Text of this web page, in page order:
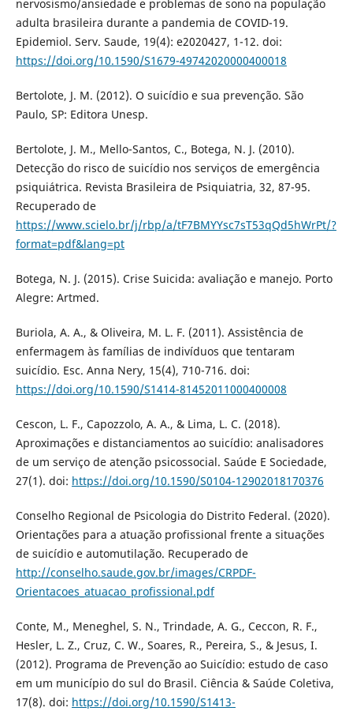
nervosismo/ansiedade e problemas de sono na população
adulta brasileira durante a pandemia de COVID-19.
Epidemiol. Serv. Saude, 19(4): e2020427, 1-12. doi:
https://doi.org/10.1590/S1679-49742020000400018
Bertolote, J. M. (2012). O suicídio e sua prevenção. São
Paulo, SP: Editora Unesp.
Bertolote, J. M., Mello-Santos, C., Botega, N. J. (2010).
Detecção do risco de suicídio nos serviços de emergência
psiquiátrica. Revista Brasileira de Psiquiatria, 32, 87-95.
Recuperado de
https://www.scielo.br/j/rbp/a/tF7BMYYsc7sT53qQd5hWrPt/?
format=pdf&lang=pt
Botega, N. J. (2015). Crise Suicida: avaliação e manejo. Porto
Alegre: Artmed.
Buriola, A. A., & Oliveira, M. L. F. (2011). Assistência de
enfermagem às famílias de indivíduos que tentaram
suicídio. Esc. Anna Nery, 15(4), 710-716. doi:
https://doi.org/10.1590/S1414-81452011000400008
Cescon, L. F., Capozzolo, A. A., & Lima, L. C. (2018).
Aproximações e distanciamentos ao suicídio: analisadores
de um serviço de atenção psicossocial. Saúde E Sociedade,
27(1). doi: https://doi.org/10.1590/S0104-12902018170376
Conselho Regional de Psicologia do Distrito Federal. (2020).
Orientações para a atuação profissional frente a situações
de suicídio e automutilação. Recuperado de
http://conselho.saude.gov.br/images/CRPDF-
Orientacoes_atuacao_profissional.pdf
Conte, M., Meneghel, S. N., Trindade, A. G., Ceccon, R. F.,
Hesler, L. Z., Cruz, C. W., Soares, R., Pereira, S., & Jesus, I.
(2012). Programa de Prevenção ao Suicídio: estudo de caso
em um município do sul do Brasil. Ciência & Saúde Coletiva,
17(8). doi: https://doi.org/10.1590/S1413-